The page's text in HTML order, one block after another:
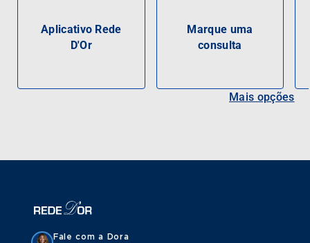
Aplicativo Rede
D'Or
Marque uma
consulta
Mais opções
Fale com a Dora